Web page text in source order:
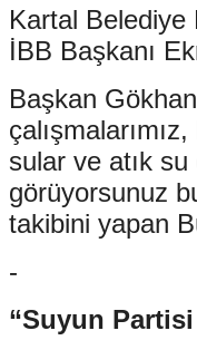
Kartal Belediye
İBB Başkanı
Başkan
sular ve atık
görüyorsunuz
takibini yapan
-
“Suyun